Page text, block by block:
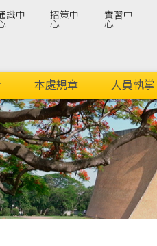
識中
招策中
心
實習中
心
本處規章 人員執掌